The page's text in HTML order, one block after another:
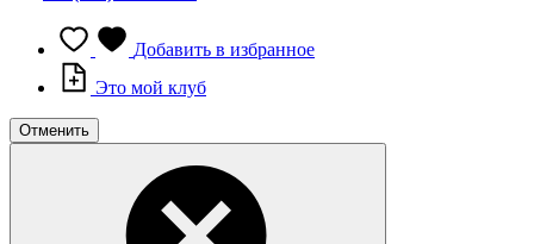
Добавить в избранное
Это мой клуб
Отменить